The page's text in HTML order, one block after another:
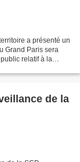
a présenté un
Grand Paris sera
relatif à la
de la